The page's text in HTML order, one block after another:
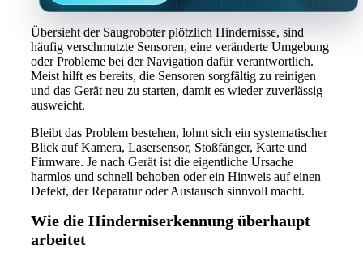
Übersieht der Saugroboter plötzlich Hindernisse, sind
häufig verschmutzte Sensoren, eine veränderte Umgebung
oder Probleme bei der Navigation dafür verantwortlich.
Meist hilft es bereits, die Sensoren sorgfältig zu reinigen
und das Gerät neu zu starten, damit es wieder zuverlässig
ausweicht.
Bleibt das Problem bestehen, lohnt sich ein systematischer
Blick auf Kamera, Lasersensor, Stoßfänger, Karte und
Firmware. Je nach Gerät ist die eigentliche Ursache
harmlos und schnell behoben oder ein Hinweis auf einen
Defekt, der Reparatur oder Austausch sinnvoll macht.
Wie die Hinderniserkennung überhaupt
arbeitet